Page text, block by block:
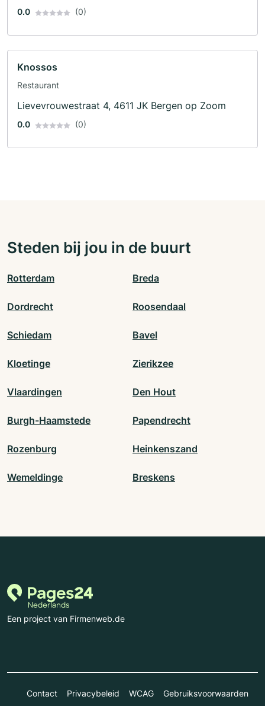
0.0 (0)
Knossos
Restaurant
Lievevrouwestraat 4, 4611 JK Bergen op Zoom
0.0 (0)
Steden bij jou in de buurt
Rotterdam Breda
Dordrecht Roosendaal
Schiedam Bavel
Kloetinge Zierikzee
Vlaardingen Den Hout
Burgh-Haamstede Papendrecht
Rozenburg Heinkenszand
Wemeldinge Breskens
Een project van Firmenweb.de
Contact Privacybeleid WCAG
Gebruiksvoorwaarden